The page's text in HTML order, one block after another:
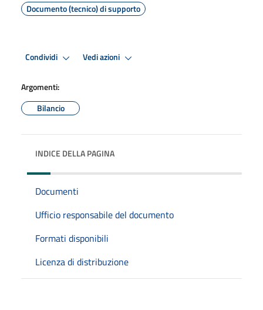
Documento (tecnico) di supporto
Condividi Vedi azioni
Argomenti:
Bilancio
INDICE DELLA PAGINA
Documenti
Ufficio responsabile del documento
Formati disponibili
Licenza di distribuzione